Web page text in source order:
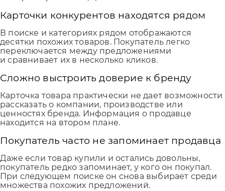
Карточки конкурентов находятся рядом
В поиске и категориях рядом отображаются
десятки похожих товаров. Покупатель легко
переключается между предложениями
и сравнивает их в несколько кликов.
Сложно выстроить доверие к бренду
Карточка товара практически не дает возможности
рассказать о компании, производстве или
ценностях бренда. Информация о продавце
находится на втором плане.
Покупатель часто не запоминает продавца
Даже если товар купили и остались довольны,
покупатель редко запоминает, у кого он покупал.
При следующем поиске он снова выбирает среди
множества похожих предложений.